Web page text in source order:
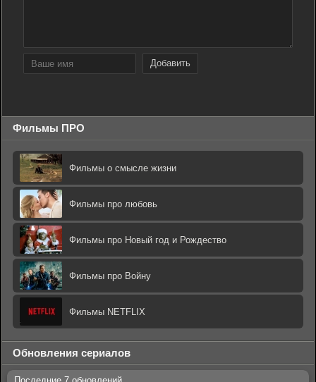
Добавить
Фильмы ПРО
Фильмы о смысле жизни
Фильмы про любовь
Фильмы про Новый год и Рождество
Фильмы про Войну
Фильмы NETFLIX
Обновления сериалов